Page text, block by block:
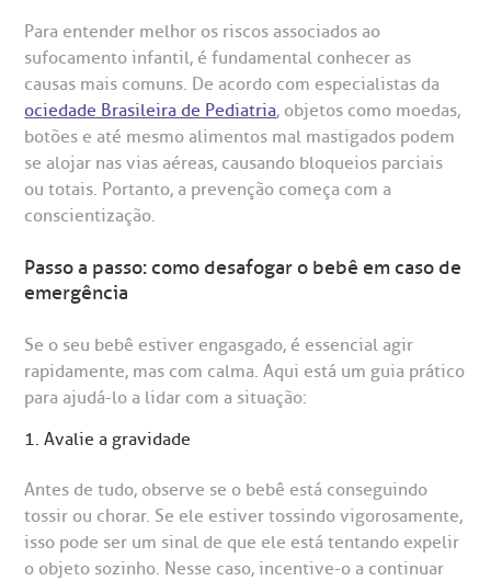
BP Mirante
Endereço:
R. Martiniano de Carvalho, 965
CEP: 01323-001 | Bela Vista
São Paulo - SP
Clínica Medicina da Mulher
Conosco
de Benchmarking
de Bioética
Teleinterconsulta
Centro de Doenças Autoimunes
de veracidade de atestado
atendimento
frequentes
de Sangue
Para entender melhor os riscos associados ao
sufocamento infantil, é fundamental conhecer as
causas mais comuns. De acordo com especialistas da
ociedade Brasileira de Pediatria, objetos como moedas,
botões e até mesmo alimentos mal mastigados podem
se alojar nas vias aéreas, causando bloqueios parciais
ou totais. Portanto, a prevenção começa com a
conscientização.
Passo a passo: como desafogar o bebê em caso de
emergência
Se o seu bebê estiver engasgado, é essencial agir
rapidamente, mas com calma. Aqui está um guia prático
para ajudá-lo a lidar com a situação:
1. Avalie a gravidade
Antes de tudo, observe se o bebê está conseguindo
tossir ou chorar. Se ele estiver tossindo vigorosamente,
isso pode ser um sinal de que ele está tentando expelir
o objeto sozinho. Nesse caso, incentive-o a continuar